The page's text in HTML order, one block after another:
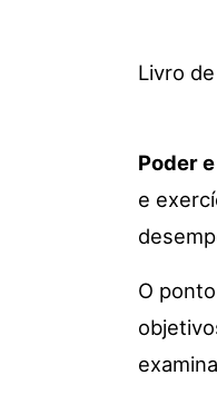
Livro
Poder
e
O